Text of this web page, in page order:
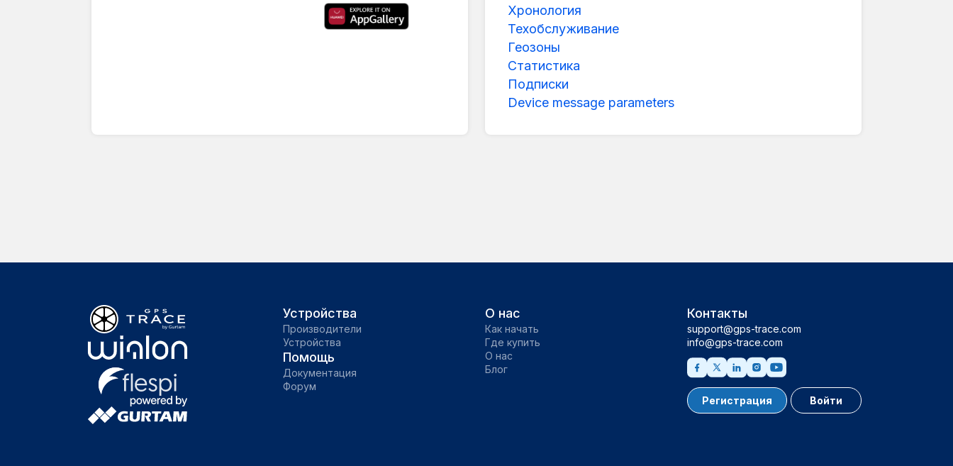
Хронология
Техобслуживание
Геозоны
Статистика
Подписки
Device message parameters
Устройства
Производители
Устройства
Помощь
Документация
Форум
О нас
Как начать
Где купить
О нас
Блог
Контакты
support@gps-trace.com
info@gps-trace.com
Регистрация Войти